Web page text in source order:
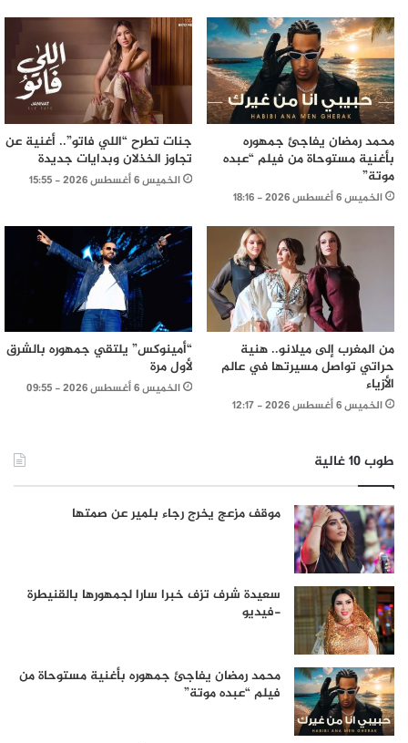
محمد رمضان يفاجئ جمهوره
بأغنية مستوحاة من فيلم “عبده
موتة”
الخميس 6 أغسطس 2026 - 18:16
جنات تطرح “اللي فاتو”.. أغنية عن
تجاوز الخذلان وبدايات جديدة
الخميس 6 أغسطس 2026 - 15:55
من المغرب إلى ميلانو.. هنية
حراتي تواصل مسيرتها في عالم
الأزياء
الخميس 6 أغسطس 2026 - 12:17
“أمينوكس” يلتقي جمهوره بالشرق
لأول مرة
الخميس 6 أغسطس 2026 - 09:55
طوب 10 غالية
موقف مزعج يخرج رجاء بلمير عن صمتها
سعيدة شرف تزف خبرا سارا لجمهورها بالقنيطرة
-فيديو
محمد رمضان يفاجئ جمهوره بأغنية مستوحاة من
فيلم “عبده موتة”